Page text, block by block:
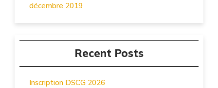
décembre 2019
Recent Posts
Inscription DSCG 2026